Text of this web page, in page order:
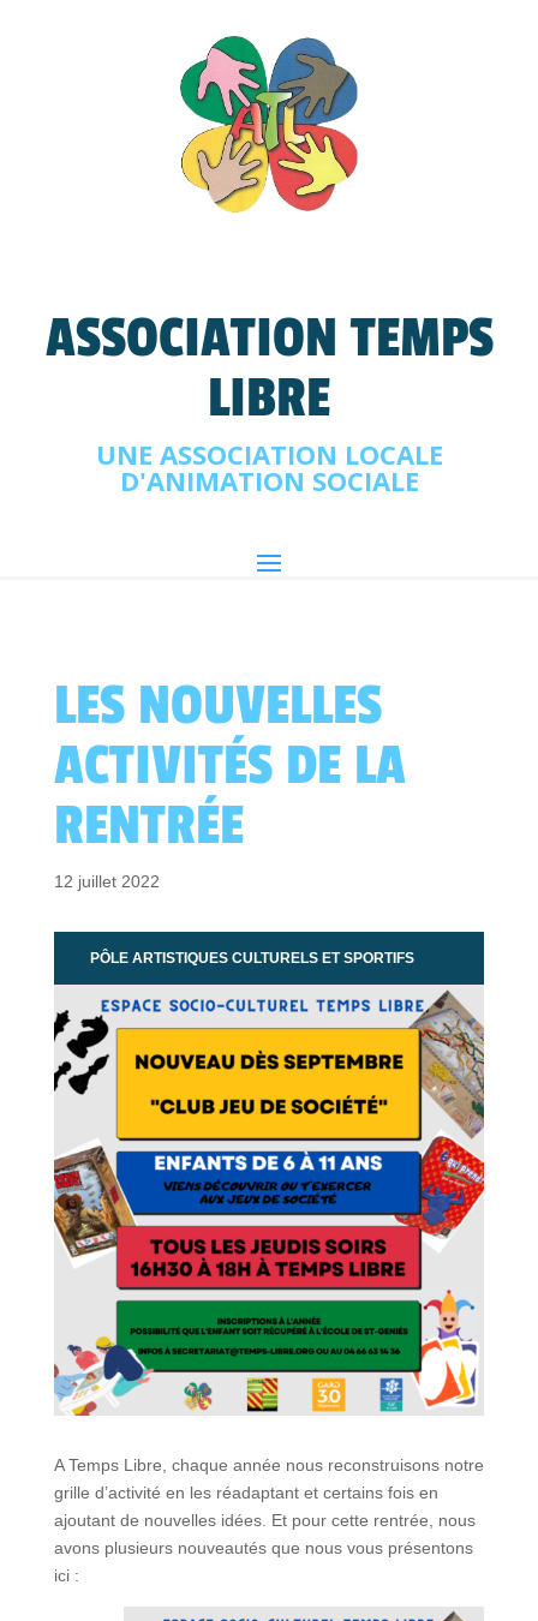
ASSOCIATION TEMPS
LIBRE
UNE ASSOCIATION LOCALE
D'ANIMATION SOCIALE
LES NOUVELLES
ACTIVITÉS DE LA
RENTRÉE
12 juillet 2022
PÔLE ARTISTIQUES CULTURELS ET SPORTIFS
A Temps Libre, chaque année nous reconstruisons notre
grille d’activité en les réadaptant et certains fois en
ajoutant de nouvelles idées. Et pour cette rentrée, nous
avons plusieurs nouveautés que nous vous présentons
ici :